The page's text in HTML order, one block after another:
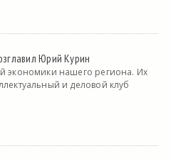
Юрий Курин
экономики нашего региона. Их
и деловой клуб